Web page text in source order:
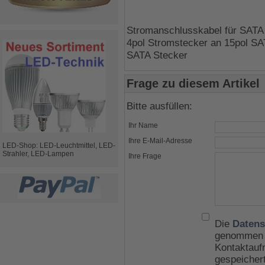
LED-Shop: LED-Leuchtmittel, LED-
Strahler, LED-Lampen
Stromanschlusskabel für
4pol Stromstecker an 15pol
SATA Stecker
Frage zu diesem Artikel
Bitte ausfüllen:
Ihr Name
Ihre E-Mail-Adresse
Ihre Frage
Die